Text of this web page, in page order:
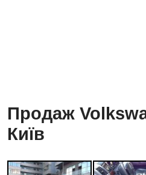
Продаж
Київ